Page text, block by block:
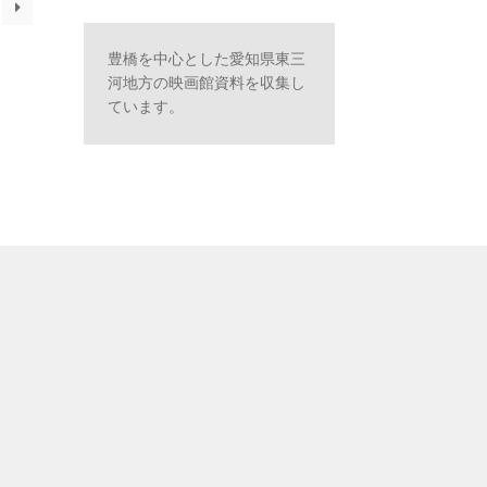
豊橋を中心とした愛知県東三
河地方の映画館資料を収集し
ています。